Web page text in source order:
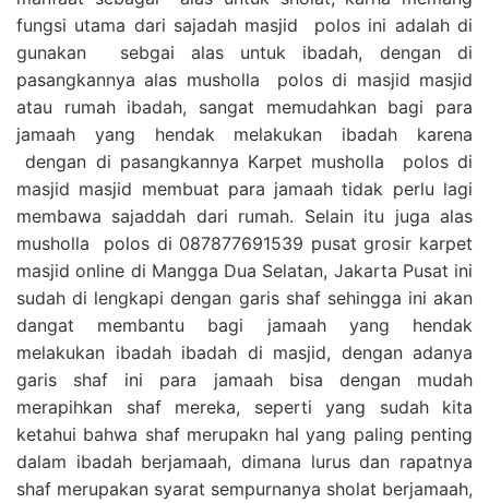
fungsi utama dari sajadah masjid polos ini adalah di
gunakan sebgai alas untuk ibadah, dengan di
pasangkannya alas musholla polos di masjid masjid
atau rumah ibadah, sangat memudahkan bagi para
jamaah yang hendak melakukan ibadah karena
dengan di pasangkannya Karpet musholla polos di
masjid masjid membuat para jamaah tidak perlu lagi
membawa sajaddah dari rumah. Selain itu juga alas
musholla polos di 087877691539 pusat grosir karpet
masjid online di Mangga Dua Selatan, Jakarta Pusat ini
sudah di lengkapi dengan garis shaf sehingga ini akan
dangat membantu bagi jamaah yang hendak
melakukan ibadah ibadah di masjid, dengan adanya
garis shaf ini para jamaah bisa dengan mudah
merapihkan shaf mereka, seperti yang sudah kita
ketahui bahwa shaf merupakn hal yang paling penting
dalam ibadah berjamaah, dimana lurus dan rapatnya
shaf merupakan syarat sempurnanya sholat berjamaah,